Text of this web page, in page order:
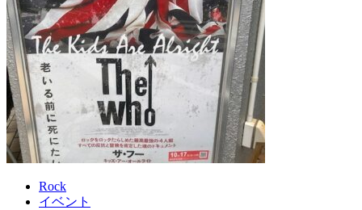
Rock
イベント